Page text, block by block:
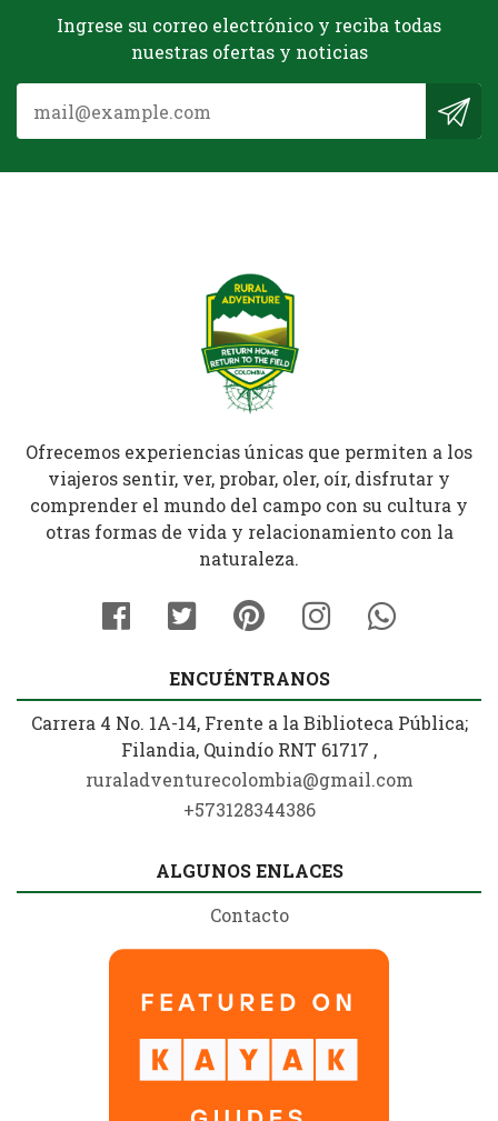
Ingrese su correo electrónico y reciba todas
nuestras ofertas y noticias
Ofrecemos experiencias únicas que permiten a los
viajeros sentir, ver, probar, oler, oír, disfrutar y
comprender el mundo del campo con su cultura y
otras formas de vida y relacionamiento con la
naturaleza.
ENCUÉNTRANOS
Carrera 4 No. 1A-14, Frente a la Biblioteca Pública;
Filandia, Quindío RNT 61717 ,
ruraladventurecolombia@gmail.com
+573128344386
ALGUNOS ENLACES
Contacto